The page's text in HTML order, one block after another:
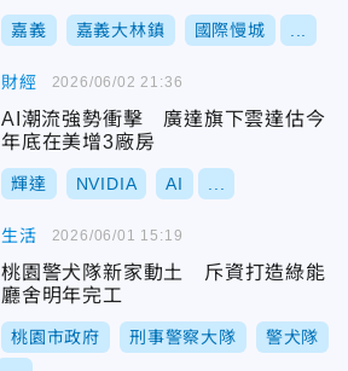
嘉義 嘉義大林鎮 國際慢城
財經
AI潮流強勢衝擊 廣達旗下雲達估今
年底在美增3廠房
輝達 NVIDIA AI
2026/06/02 21:36
生活
桃園警犬隊新家動土 斥資打造綠能
廳舍明年完工
桃園市政府 刑事警察大隊 警犬隊
2026/06/01 15:19